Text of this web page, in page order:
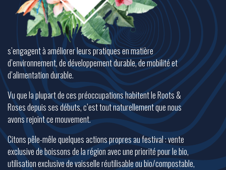
s’engagent à améliorer leurs pratiques en matière
d’environnement, de développement durable, de mobilité et
d’alimentation durable.
Vu que la plupart de ces préoccupations habitent le Roots &
Roses depuis ses débuts, c’est tout naturellement que nous
avons rejoint ce mouvement.
Citons pêle-mêle quelques actions propres au festival : vente
exclusive de boissons de la région avec une priorité pour le bio,
utilisation exclusive de vaisselle réutilisable ou bio/compostable,